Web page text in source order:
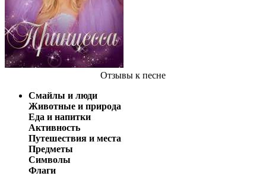
Отзывы к песне
Смайлы и люди
Животные и природа
Еда и напитки
Активность
Путешествия и места
Предметы
Символы
Флаги